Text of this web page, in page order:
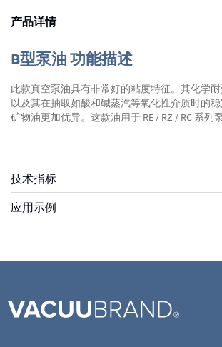
产品详情
B型泵油 功能描述
此款真空泵油具有非常好的粘度特征。其化学耐
以及其在抽取如酸和碱蒸汽等氧化性介质时的
矿物油更加优异。这款油用于 RE / RZ / RC 系列
技术指标
应用示例